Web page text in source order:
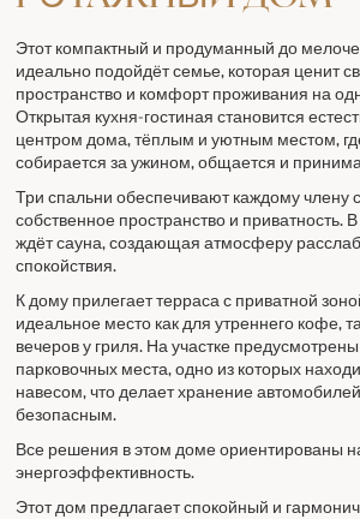
Этот компактный и продуманный до
идеально подойдёт семье, которая ценит
пространство и комфорт проживания на
Открытая кухня-гостиная становится
центром дома, тёплым и уютным местом,
собирается за ужином, общается и
Три спальни обеспечивают каждому члену
собственное пространство и приватность.
ждёт сауна, создающая атмосферу
спокойствия.
К дому прилегает терраса с приватной
идеальное место как для утреннего кофе,
вечеров у гриля. На участке
парковочных места, одно из которых
навесом, что делает хранение
безопасным.
Все решения в этом доме ориентированы
энергоэффективность.
Этот дом предлагает спокойный и